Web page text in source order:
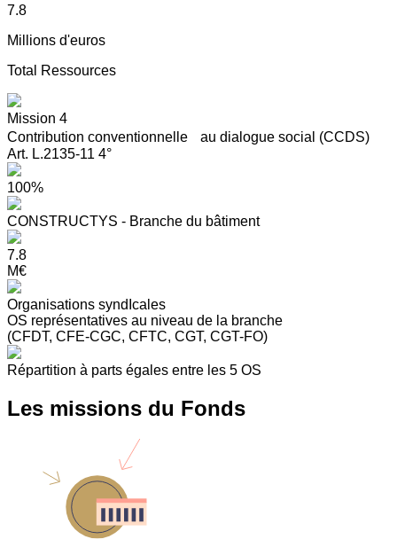
7.8
Millions d'euros
Total Ressources
Mission 4
Contribution conventionnelle au dialogue social (CCDS)
Art. L.2135-11 4°
100%
CONSTRUCTYS - Branche du bâtiment
7.8
M€
Organisations syndIcales
OS représentatives au niveau de la branche
(CFDT, CFE-CGC, CFTC, CGT, CGT-FO)
Répartition à parts égales entre les 5 OS
Les missions du Fonds